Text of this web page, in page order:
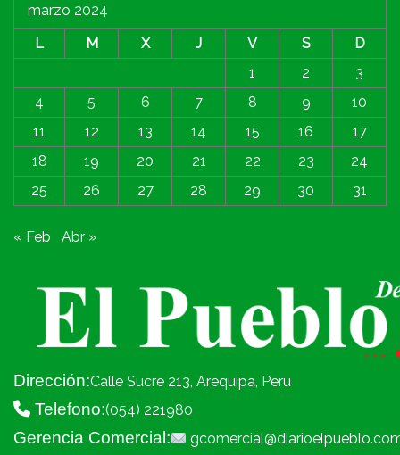
marzo 2024
L
M X J V S
D
1
2
3
4
5 6 7 8 9
10
11
12 13 14 15 16
17
18
19 20 21 22 23
24
25
26 27 28 29 30 31
« Feb Abr »
Dirección:Calle Sucre 213, Arequipa, Peru
Telefono:(054) 221980
Gerencia Comercial: